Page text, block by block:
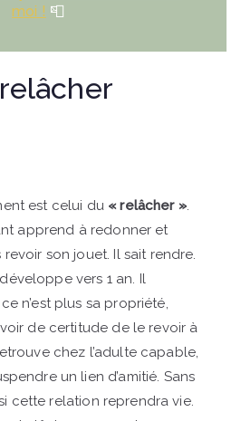
moi ! 📮
est celui du « relâcher ».
apprend à redonner et
son jouet. Il sait rendre.
vers 1 an. Il
n’est plus sa propriété,
de certitude de le revoir à
chez l’adulte capable,
un lien d’amitié. Sans
cette relation reprendra vie.